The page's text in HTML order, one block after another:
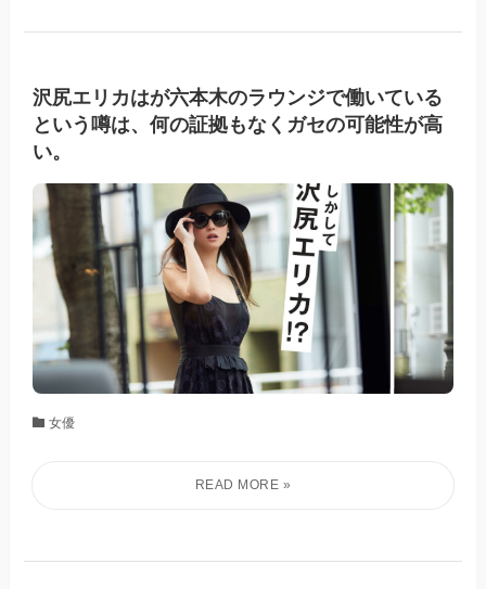
沢尻エリカはが六本木のラウンジで働いている
という噂は、何の証拠もなくガセの可能性が高
い。
女優